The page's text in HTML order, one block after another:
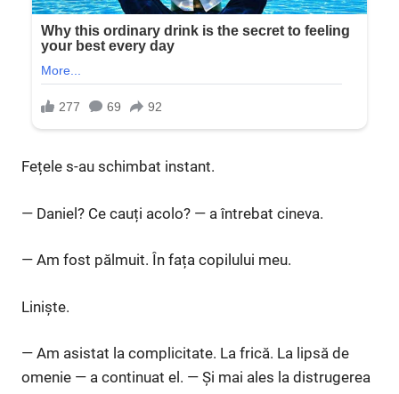
Fețele s-au schimbat instant.
— Daniel? Ce cauți acolo? — a întrebat cineva.
— Am fost pălmuit. În fața copilului meu.
Liniște.
— Am asistat la complicitate. La frică. La lipsă de
omenie — a continuat el. — Și mai ales la distrugerea